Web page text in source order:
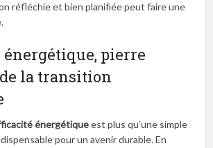
réfléchie et bien planifiée peut faire une
énergétique, pierre
la transition
énergétiqueest plus qu’une simple
pour un avenir durable. En